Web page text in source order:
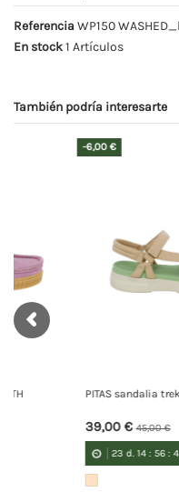
Referencia WP150
En stock1 Artículos
También podría interesarte
PITAS sandalia trekking
45,00 €
:56 :48